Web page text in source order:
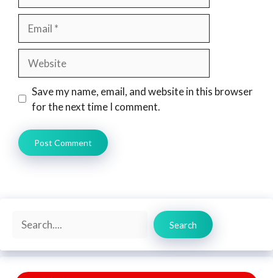
Save my name, email, and website in this browser
for the next time I comment.
Search
Search